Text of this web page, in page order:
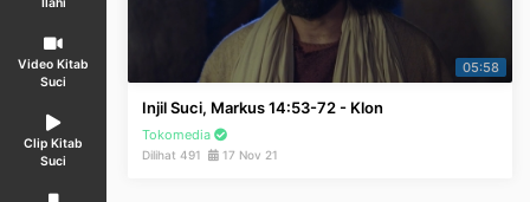
Video Kitab
Suci
Clip Kitab
Suci
05:58
Injil Suci, Markus 14:53-72 - Klon
Tokomedia
Dilihat 491 17 Nov 21